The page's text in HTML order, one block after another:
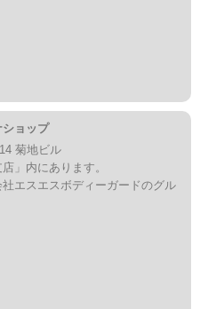
ョップ
菊地ビル
」内にあります。
エスエスボディーガードのグル